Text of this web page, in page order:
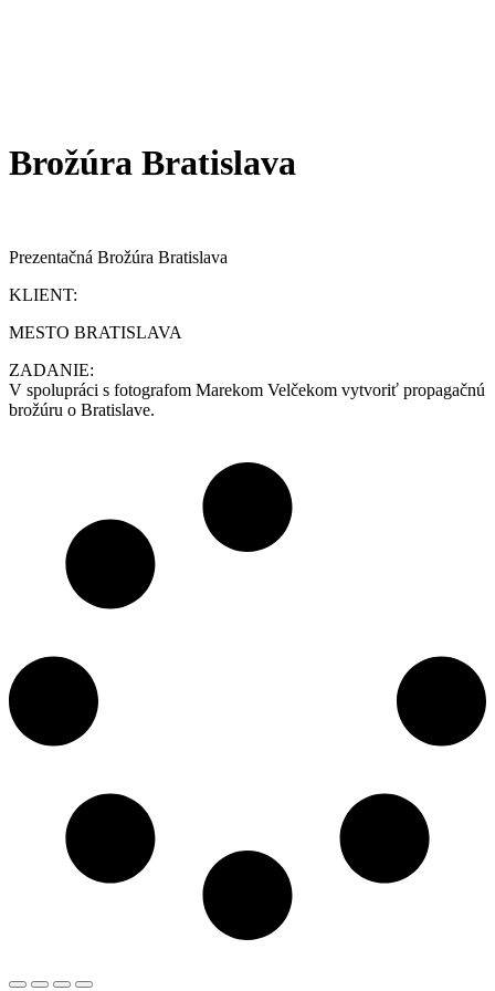
Brožúra Bratislava
Prezentačná Brožúra Bratislava
KLIENT:
MESTO BRATISLAVA
ZADANIE:
V spolupráci s fotografom Marekom Velčekom vytvoriť propagačnú
brožúru o Bratislave.